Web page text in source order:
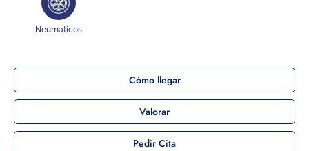
Neumáticos
Cómo llegar
Valorar
Pedir Cita